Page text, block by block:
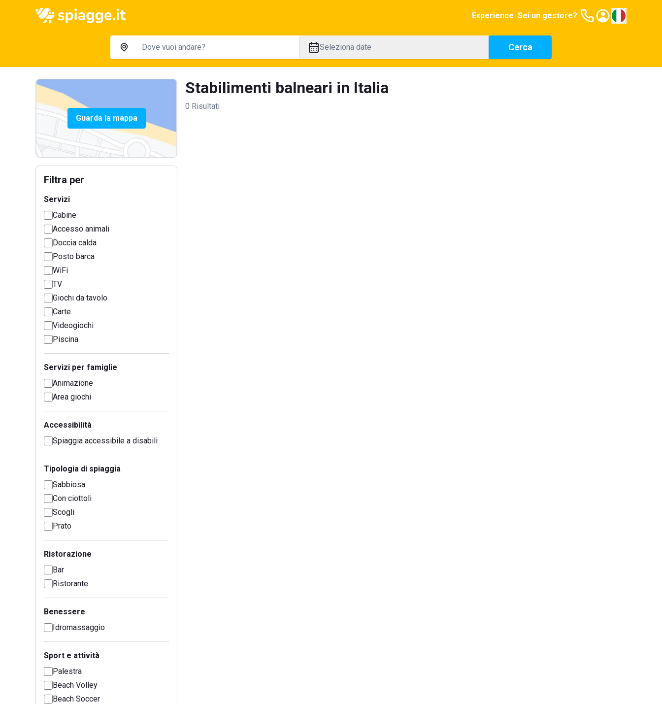
Experience Sei un gestore?
Seleziona date Cerca
Guarda la mappa
Filtra per
Servizi
Cabine
Accesso animali
Doccia calda
Posto barca
WiFi
TV
Giochi da tavolo
Carte
Videogiochi
Piscina
Servizi per famiglie
Animazione
Area giochi
Accessibilità
Spiaggia accessibile a disabili
Tipologia di spiaggia
Sabbiosa
Con ciottoli
Scogli
Prato
Ristorazione
Bar
Ristorante
Benessere
Idromassaggio
Sport e attività
Palestra
Beach Volley
Beach Soccer
Stabilimenti balneari in Italia
0 Risultati